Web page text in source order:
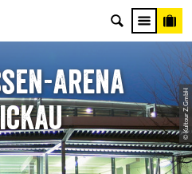
© Kultour Z.GmbH
Arena